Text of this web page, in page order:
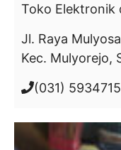
Toko Elektronik
Jl. Raya
Kec. Mulyorejo,
(031) 5934715